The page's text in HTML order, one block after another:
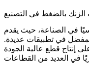
بالضغط في التصنيع
في الصناعة، حيث يقدم
المفضل في تطبيقات عديدة.
إنتاج قطع عالية الجودة